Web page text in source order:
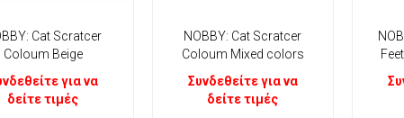
Cat Scratcer
Coloum Beige
για να
δείτε τιμές
NOBBY: Cat Scratcer
Coloum Mixed colors
Συνδεθείτε για να
δείτε τιμές